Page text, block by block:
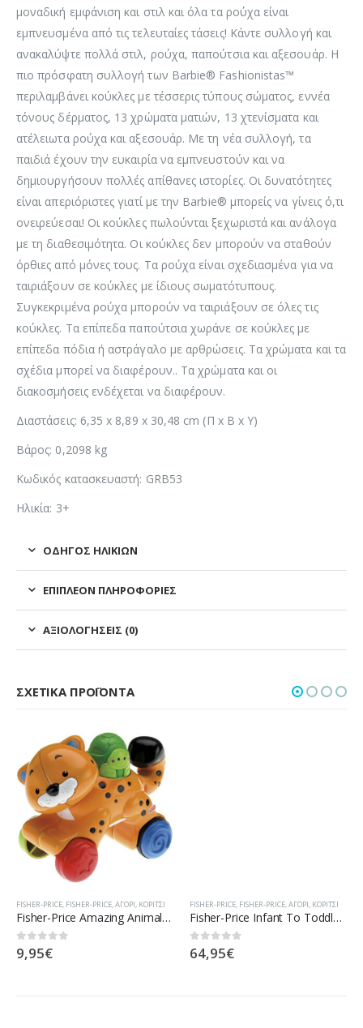
μοναδική εμφάνιση και στιλ και όλα τα ρούχα είναι
εμπνευσμένα από τις τελευταίες τάσεις! Κάντε συλλογή και
ανακαλύψτε πολλά στιλ, ρούχα, παπούτσια και αξεσουάρ. Η
πιο πρόσφατη συλλογή των Barbie® Fashionistas™
περιλαμβάνει κούκλες με τέσσερις τύπους σώματος, εννέα
τόνους δέρματος, 13 χρώματα ματιών, 13 χτενίσματα και
ατέλειωτα ρούχα και αξεσουάρ. Με τη νέα συλλογή, τα
παιδιά έχουν την ευκαιρία να εμπνευστούν και να
δημιουργήσουν πολλές απίθανες ιστορίες. Οι δυνατότητες
είναι απεριόριστες γιατί με την Barbie® μπορείς να γίνεις ό,τι
ονειρεύεσαι! Οι κούκλες πωλούνται ξεχωριστά και ανάλογα
με τη διαθεσιμότητα. Οι κούκλες δεν μπορούν να σταθούν
όρθιες από μόνες τους. Τα ρούχα είναι σχεδιασμένα για να
ταιριάξουν σε κούκλες με ίδιους σωματότυπους.
Συγκεκριμένα ρούχα μπορούν να ταιριάξουν σε όλες τις
κούκλες. Τα επίπεδα παπούτσια χωράνε σε κούκλες με
επίπεδα πόδια ή αστράγαλο με αρθρώσεις. Τα χρώματα και τα
σχέδια μπορεί να διαφέρουν.. Τα χρώματα και οι
διακοσμήσεις ενδέχεται να διαφέρουν.
Διαστάσεις: 6,35 x 8,89 x 30,48 cm (Π x Β x Υ)
Βάρος: 0,2098 kg
Κωδικός κατασκευαστή: GRB53
Ηλικία: 3+
ΟΔΗΓΌΣ ΗΛΙΚΙΏΝ
ΕΠΙΠΛΈΟΝ ΠΛΗΡΟΦΟΡΊΕΣ
ΑΞΙΟΛΟΓΉΣΕΙΣ (0)
ΣΧΕΤΙΚΆ ΠΡΟΪΌΝΤΑ
FISHER-PRICE, FISHER-PRICE,ΑΓΌΡΙ, ΚΟΡΊΤΣΙ
Fisher-Price Amazing Animals Press And Go Τσιτάχ N8160 / N8162
0out of 5
9,95€
FISHER-PRICE, FISHER-PRICE,ΑΓΌΡΙ, ΚΟΡΊΤΣΙ
Fisher-Price Infant To Toddler – Ριλάξ/ Κούνια CBF52
0out of 5
64,95€